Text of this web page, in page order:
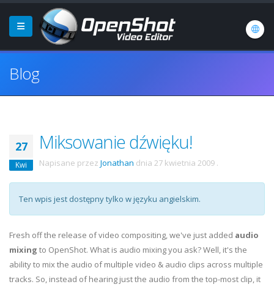
Blog
27
Kwi
Miksowanie dźwięku!
Napisane przez Jonathan dnia 27 kwietnia 2009 .
Ten wpis jest dostępny tylko w języku angielskim.
Fresh off the release of video compositing, we've just added audio
mixing to OpenShot. What is audio mixing you ask? Well, it's the
ability to mix the audio of multiple video & audio clips across multiple
tracks. So, instead of hearing just the audio from the top-most clip, it